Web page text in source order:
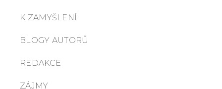
K ZAMYŠLENÍ
BLOGY AUTORŮ
REDAKCE
ZÁJMY